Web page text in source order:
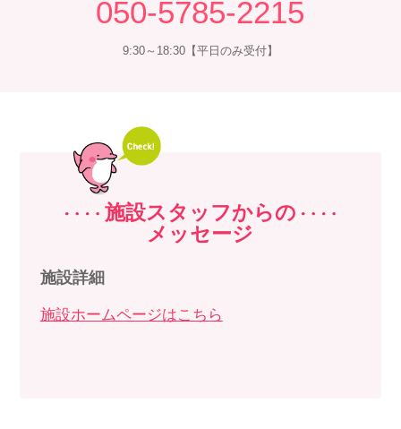
050-5785-2215
9:30～18:30【平日のみ受付】
施設スタッフからの
メッセージ
施設詳細
施設ホームページはこちら